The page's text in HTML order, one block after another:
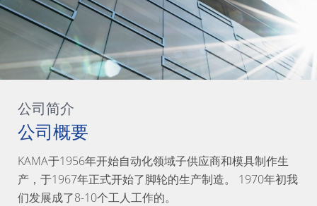
公司简介
公司概要
KAMA于1956年开始自动化领域子供应商和模具制作生
产，于1967年正式开始了脚轮的生产制造。 1970年初我
们发展成了8-10个工人工作的。